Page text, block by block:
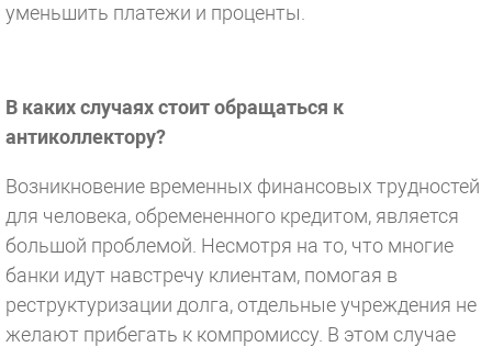
уменьшить платежи и проценты.
В каких случаях стоит обращаться к
антиколлектору?
Возникновение временных финансовых трудностей
для человека, обремененного кредитом, является
большой проблемой. Несмотря на то, что многие
банки идут навстречу клиентам, помогая в
реструктуризации долга, отдельные учреждения не
желают прибегать к компромиссу. В этом случае